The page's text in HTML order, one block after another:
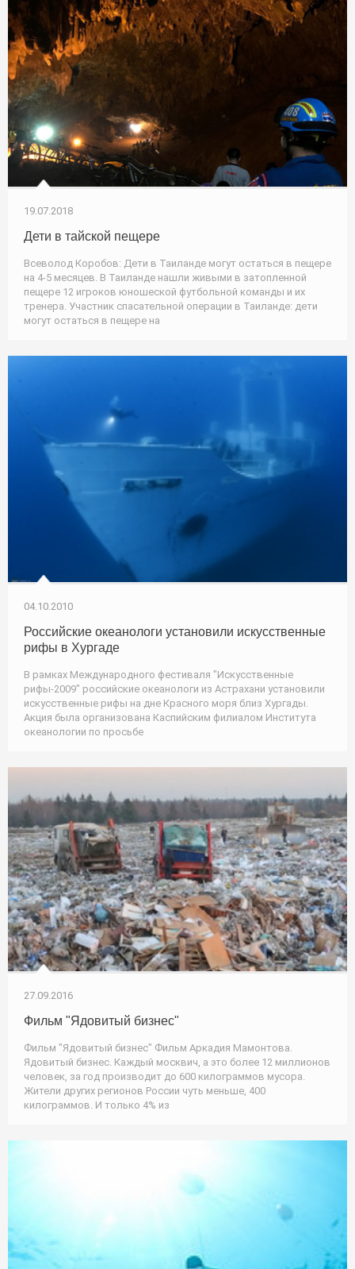
19.07.2018
Дети в тайской пещере
Всеволод Коробов: Дети в Таиланде могут остаться в пещере
на 4-5 месяцев. В Таиланде нашли живыми в затопленной
пещере 12 игроков юношеской футбольной команды и их
тренера. Участник спасательной операции в Таиланде: дети
могут остаться в пещере на
04.10.2010
Российские океанологи установили искусственные
рифы в Хургаде
В рамках Международного фестиваля "Искусственные
рифы-2009" российские океанологи из Астрахани установили
искусственные рифы на дне Красного моря близ Хургады.
Акция была организована Каспийским филиалом Института
океанологии по просьбе
27.09.2016
Фильм "Ядовитый бизнес"
Фильм "Ядовитый бизнес" Фильм Аркадия Мамонтова.
Ядовитый бизнес. Каждый москвич, а это более 12 миллионов
человек, за год производит до 600 килограммов мусора.
Жители других регионов России чуть меньше, 400
килограммов. И только 4% из